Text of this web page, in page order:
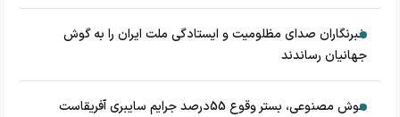
خبرنگاران صدای مظلومیت و ایستادگی ملت ایران را به گوش
جهانیان رساندند
هوش مصنوعی، بستر وقوع 55درصد جرایم سایبری آفریقاست